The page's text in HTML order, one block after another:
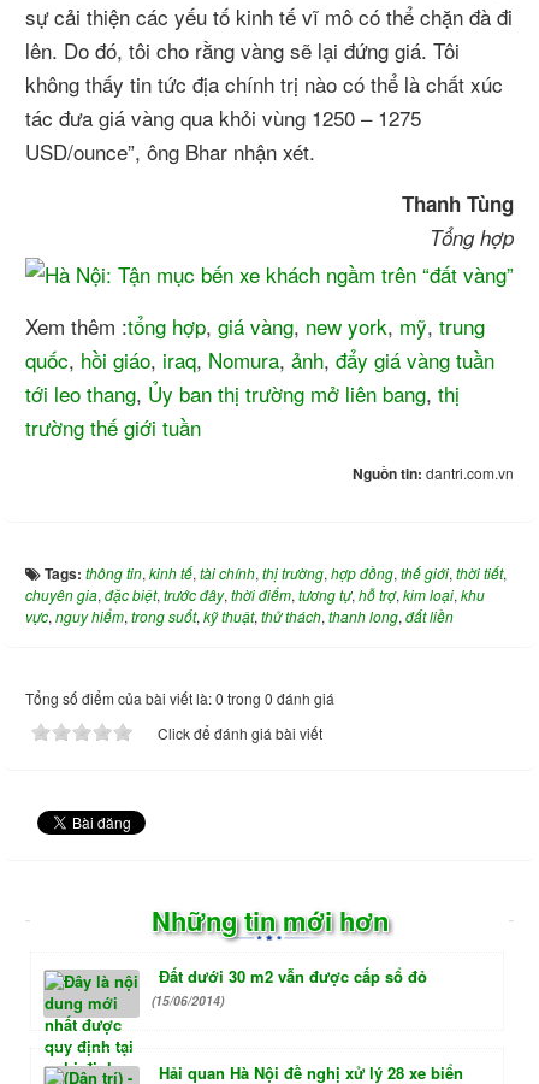
sự cải thiện các yếu tố kinh tế vĩ mô có thể chặn đà đi
lên. Do đó, tôi cho rằng vàng sẽ lại đứng giá. Tôi
không thấy tin tức địa chính trị nào có thể là chất xúc
tác đưa giá vàng qua khỏi vùng 1250 – 1275
USD/ounce”, ông Bhar nhận xét.
Thanh Tùng
Tổng hợp
Xem thêm :tổng hợp, giá vàng, new york, mỹ, trung
quốc, hồi giáo, iraq, Nomura, ảnh, đẩy giá vàng tuần
tới leo thang, Ủy ban thị trường mở liên bang, thị
trường thế giới tuần
Nguồn tin: dantri.com.vn
Tags: thông tin, kinh tế, tài chính, thị trường, hợp đồng, thế giới, thời tiết,
chuyên gia, đặc biệt, trước đây, thời điểm, tương tự, hỗ trợ, kim loại, khu
vực, nguy hiểm, trong suốt, kỹ thuật, thử thách, thanh long, đất liền
Tổng số điểm của bài viết là: 0 trong 0 đánh giá
Click để đánh giá bài viết
Những tin mới hơn
Đất dưới 30 m2 vẫn được cấp sổ đỏ
(15/06/2014)
Hải quan Hà Nội đề nghị xử lý 28 xe biển